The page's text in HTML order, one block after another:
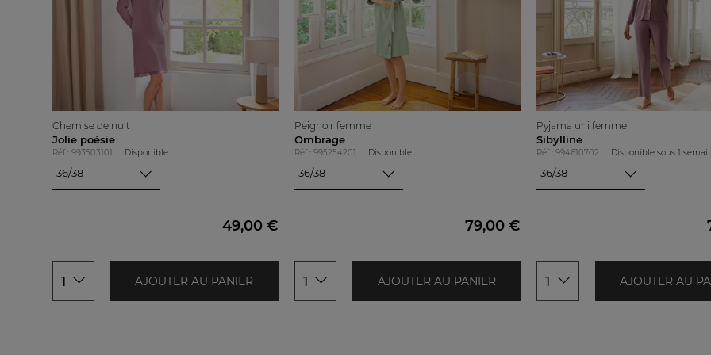
Chemise de nuit
Jolie poésie
Réf : 993503101 Disponible
36/38
49,00 €
1 AJOUTER AU PANIER
Peignoir femme
Ombrage
Réf : 995254201 Disponible
36/38
79,00 €
1 AJOUTER AU PANIER
Pyjama uni femme
Sibylline
Réf : 994610702 Disponible sous 1
36/38
1 AJOUTER AU